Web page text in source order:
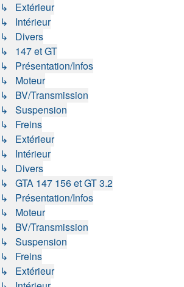
↳ Extérieur
↳ Intérieur
↳ Divers
↳ 147 et GT
↳ Présentation/Infos
↳ Moteur
↳ BV/Transmission
↳ Suspension
↳ Freins
↳ Extérieur
↳ Intérieur
↳ Divers
↳ GTA 147 156 et GT 3.2
↳ Présentation/Infos
↳ Moteur
↳ BV/Transmission
↳ Suspension
↳ Freins
↳ Extérieur